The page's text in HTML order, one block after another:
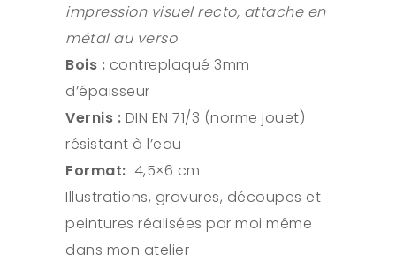
impression visuel recto, attache en
métal au verso
Bois : contreplaqué 3mm
d’épaisseur
Vernis : DIN EN 71/3 (norme jouet)
résistant à l’eau
Format: 4,5×6 cm
Illustrations, gravures, découpes et
peintures réalisées par moi même
dans mon atelier